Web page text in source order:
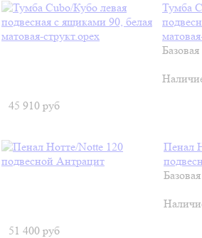
Тумба
45 910 руб
Пенал
51 400 руб